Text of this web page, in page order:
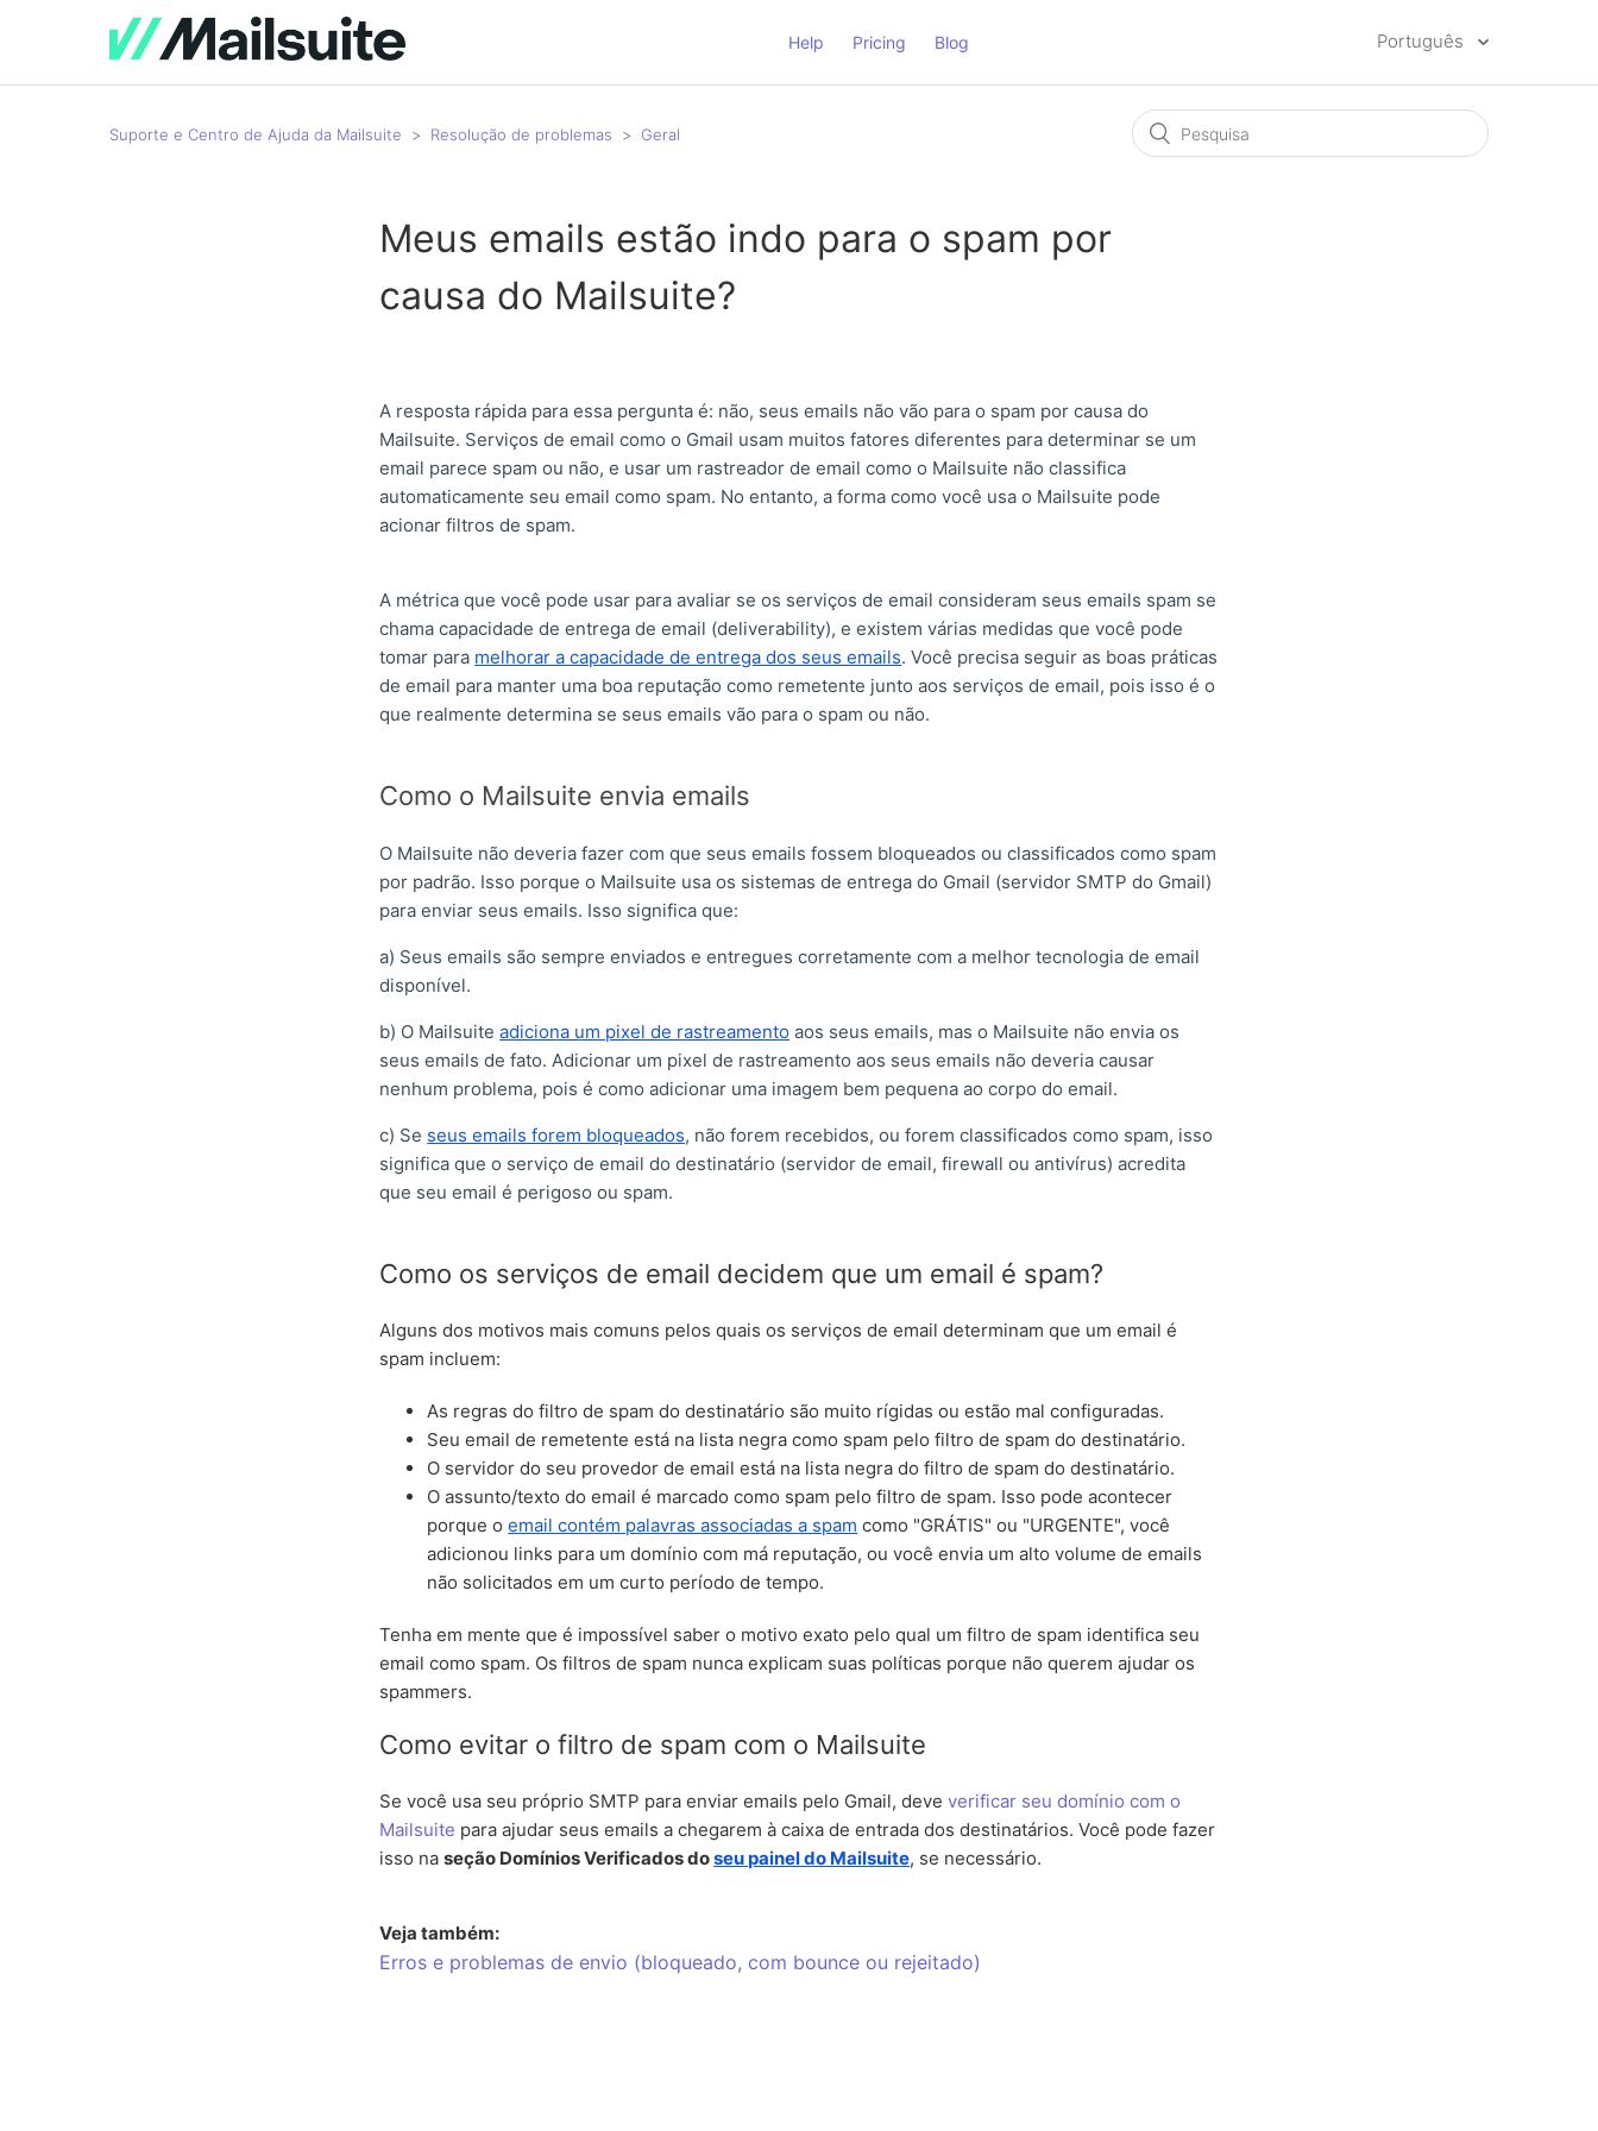
Help Pricing Blog Português
Suporte e Centro de Ajuda da Mailsuite Resolução de problemas Geral
Meus emails estão indo para o spam por
causa do Mailsuite?
A resposta rápida para essa pergunta é: não, seus emails não vão para o spam por causa do
Mailsuite. Serviços de email como o Gmail usam muitos fatores diferentes para determinar se um
email parece spam ou não, e usar um rastreador de email como o Mailsuite não classifica
automaticamente seu email como spam. No entanto, a forma como você usa o Mailsuite pode
acionar filtros de spam.
A métrica que você pode usar para avaliar se os serviços de email consideram seus emails spam se
chama capacidade de entrega de email (deliverability), e existem várias medidas que você pode
tomar para melhorar a capacidade de entrega dos seus emails. Você precisa seguir as boas práticas
de email para manter uma boa reputação como remetente junto aos serviços de email, pois isso é o
que realmente determina se seus emails vão para o spam ou não.
Como o Mailsuite envia emails
O Mailsuite não deveria fazer com que seus emails fossem bloqueados ou classificados como spam
por padrão. Isso porque o Mailsuite usa os sistemas de entrega do Gmail (servidor SMTP do Gmail)
para enviar seus emails. Isso significa que:
a) Seus emails são sempre enviados e entregues corretamente com a melhor tecnologia de email
disponível.
b) O Mailsuiteadiciona um pixel de rastreamento aos seus emails, mas o Mailsuite não envia os
seus emails de fato. Adicionar um pixel de rastreamento aos seus emails não deveria causar
nenhum problema, pois é como adicionar uma imagem bem pequena ao corpo do email.
c) Se seus emails forem bloqueados, não forem recebidos, ou forem classificados como spam, isso
significa que o serviço de email do destinatário (servidor de email, firewall ou antivírus) acredita
que seu email é perigoso ou spam.
Como os serviços de email decidem que um email é spam?​
Alguns dos motivos mais comuns pelos quais os serviços de email determinam que um email é
spam incluem:
As regras do filtro de spam do destinatário são muito rígidas ou estão mal configuradas.
Seu email de remetente está na lista negra como spam pelo filtro de spam do destinatário.
O servidor do seu provedor de email está na lista negra do filtro de spam do destinatário.
O assunto/texto do email é marcado como spam pelo filtro de spam. Isso pode acontecer
porque oemail contém palavras associadas a spam como "GRÁTIS" ou "URGENTE", você
adicionou links para um domínio com má reputação, ou você envia um alto volume de emails
não solicitados em um curto período de tempo.
Tenha em mente que é impossível saber o motivo exato pelo qual um filtro de spam identifica seu
email como spam. Os filtros de spam nunca explicam suas políticas porque não querem ajudar os
spammers.
Como evitar o filtro de spam com o Mailsuite
Se você usa seu próprio SMTP para enviar emails pelo Gmail, deveverificar seu domínio com o
Mailsuite para ajudar seus emails a chegarem à caixa de entrada dos destinatários. Você pode fazer
isso naseção Domínios Verificados doseu painel do Mailsuite, se necessário.
Veja também:
Erros e problemas de envio (bloqueado, com bounce ou rejeitado)